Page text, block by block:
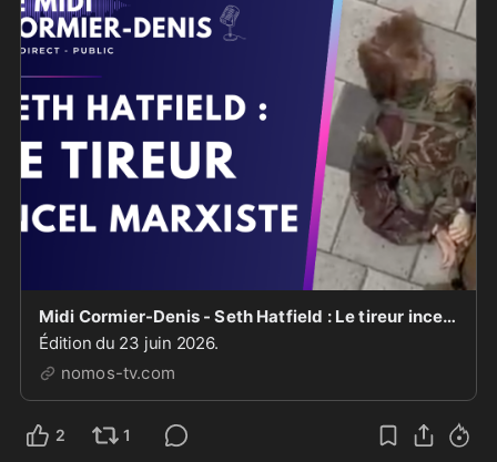
Midi Cormier-Denis - Seth Hatfield : Le tireur incel marxiste [EN DIRECT]
Édition du 23 juin 2026.
nomos-tv.com
2 1